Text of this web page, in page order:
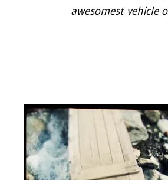
awesomest vehicle